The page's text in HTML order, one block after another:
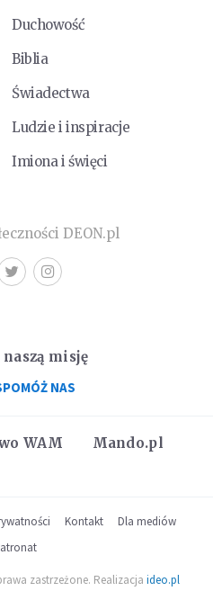
Duchowość
Biblia
Świadectwa
Ludzie i inspiracje
Imiona i święci
DEON.pl
WAM
Mando.pl
misję
NAS
Kontakt
Dla mediów
zastrzeżone. Realizacja ideo.pl